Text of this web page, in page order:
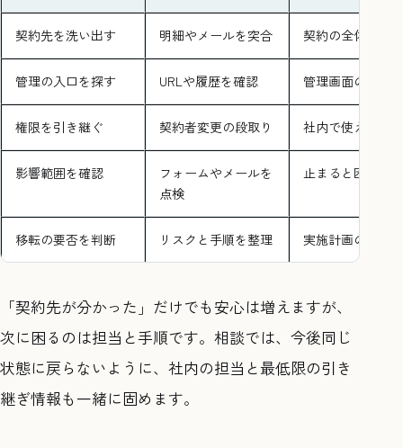
契約先を洗い出す 明細やメールを突合 契約の全体像メ
管理の入口を探す URLや履歴を確認 管理画面の候補
権限を引き継ぐ 契約者変更の段取り 社内で使える状
影響範囲を確認
フォームやメールを
点検
止まると困る箇
移転の要否を判断 リスクと手順を整理 実施計画のたた
「契約先が分かった」だけでも安心は増えますが、
次に困るのは担当と手順です。相談では、今後同じ
状態に戻らないように、社内の担当と最低限の引き
継ぎ情報も一緒に固めます。